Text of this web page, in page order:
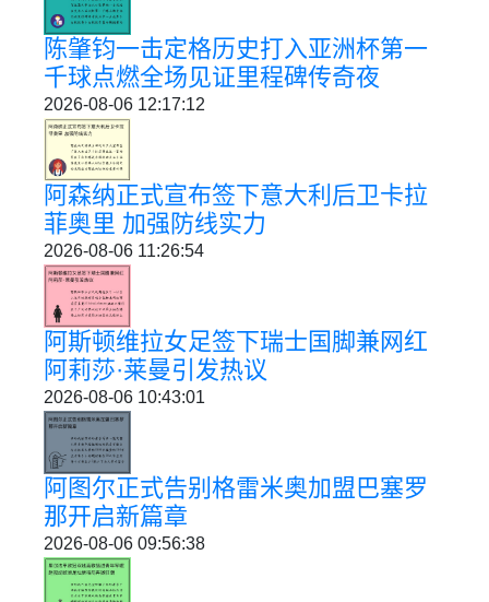
陈肇钧一击定格历史打入亚洲杯第一
千球点燃全场见证里程碑传奇夜
2026-08-06 12:17:12
阿森纳正式宣布签下意大利后卫卡拉
菲奥里 加强防线实力
2026-08-06 11:26:54
阿斯顿维拉女足签下瑞士国脚兼网红
阿莉莎·莱曼引发热议
2026-08-06 10:43:01
阿图尔正式告别格雷米奥加盟巴塞罗
那开启新篇章
2026-08-06 09:56:38